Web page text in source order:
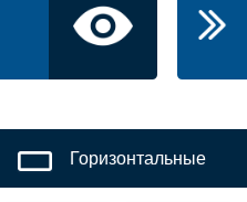
Горизонтальные